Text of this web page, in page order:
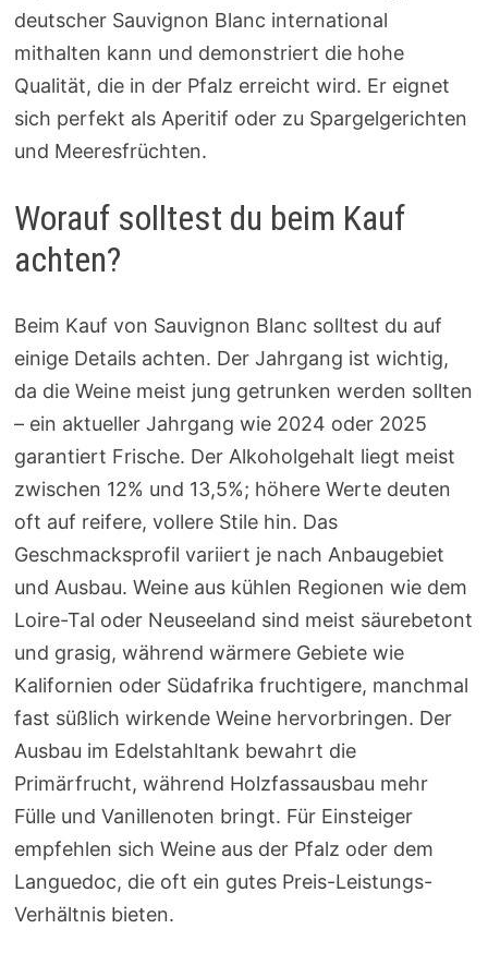
deutscher Sauvignon Blanc international
mithalten kann und demonstriert die hohe
Qualität, die in der Pfalz erreicht wird. Er eignet
sich perfekt als Aperitif oder zu Spargelgerichten
und Meeresfrüchten.
Worauf solltest du beim Kauf
achten?
Beim Kauf von Sauvignon Blanc solltest du auf
einige Details achten. Der Jahrgang ist wichtig,
da die Weine meist jung getrunken werden sollten
– ein aktueller Jahrgang wie 2024 oder 2025
garantiert Frische. Der Alkoholgehalt liegt meist
zwischen 12% und 13,5%; höhere Werte deuten
oft auf reifere, vollere Stile hin. Das
Geschmacksprofil variiert je nach Anbaugebiet
und Ausbau. Weine aus kühlen Regionen wie dem
Loire-Tal oder Neuseeland sind meist säurebetont
und grasig, während wärmere Gebiete wie
Kalifornien oder Südafrika fruchtigere, manchmal
fast süßlich wirkende Weine hervorbringen. Der
Ausbau im Edelstahltank bewahrt die
Primärfrucht, während Holzfassausbau mehr
Fülle und Vanillenoten bringt. Für Einsteiger
empfehlen sich Weine aus der Pfalz oder dem
Languedoc, die oft ein gutes Preis-Leistungs-
Verhältnis bieten.